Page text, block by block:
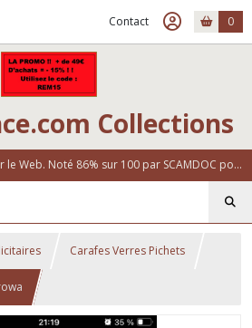
Contact 0
Collections
Vieille France : Collections sur le Web. Noté 86% sur 100 par SCAMDOC pour notre fiabilité
Carafes Verres Pichets